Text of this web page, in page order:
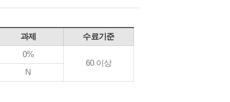
과제 수료기준
0%
60 이상
N